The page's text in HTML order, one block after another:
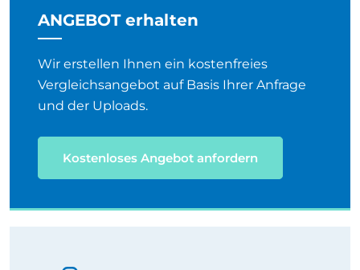
ANGEBOT erhalten
Wir erstellen Ihnen ein kostenfreies
Vergleichsangebot auf Basis Ihrer Anfrage
und der Uploads.
Kostenloses Angebot anfordern